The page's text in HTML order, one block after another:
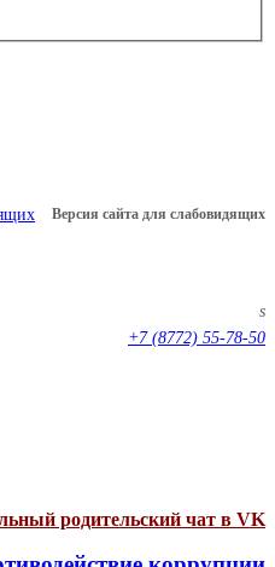
Версия сайта для слабовидящих
s
+7 (8772) 55-78-50
родительский чат в VK